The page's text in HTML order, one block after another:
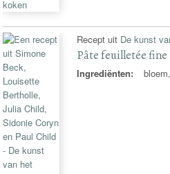
Recept uit De kunst
Pâte feuilletée fine
Ingrediënten: